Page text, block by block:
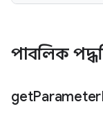
পাবলিক
getParameter